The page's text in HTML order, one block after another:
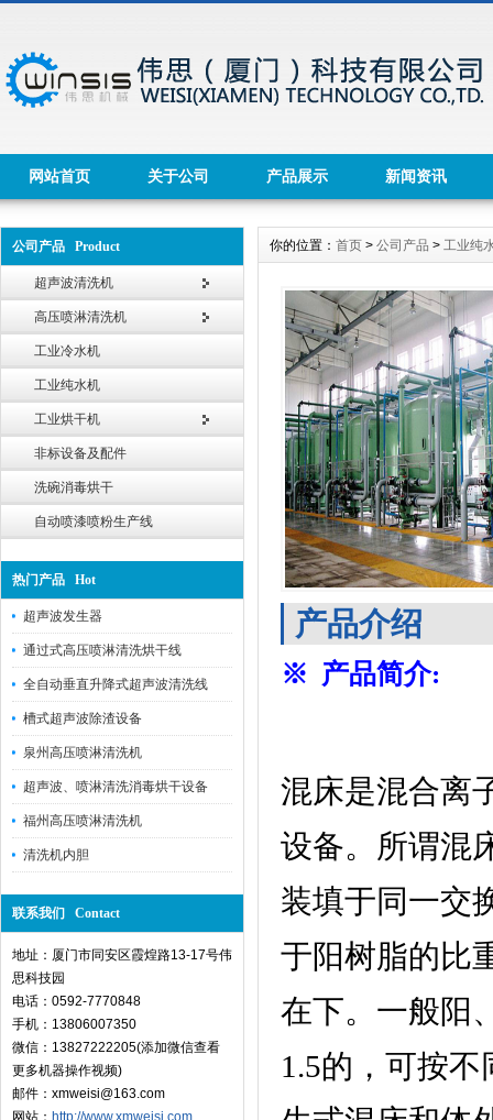
网站首页 关于公司 产品展示 新闻资讯
公司产品 Product
超声波清洗机
高压喷淋清洗机
工业冷水机
工业纯水机
工业烘干机
非标设备及配件
洗碗消毒烘干
自动喷漆喷粉生产线
热门产品 Hot
超声波发生器
通过式高压喷淋清洗烘干线
全自动垂直升降式超声波清洗线
槽式超声波除渣设备
泉州高压喷淋清洗机
超声波、喷淋清洗消毒烘干设备
福州高压喷淋清洗机
清洗机内胆
联系我们 Contact
地址：厦门市同安区霞煌路13-17号伟
思科技园
电话：0592-7770848
手机：13806007350
微信：13827222205(添加微信查看
更多机器操作视频)
邮件：xmweisi@163.com
网站： http://www.xmweisi.com
你的位置： 首页 > 公司产品 > 工业纯
产品介绍
※ 产品简介:
混床是混合离
设备。所谓混
装填于同一交
于阳树脂的比
在下。一般阳
1.5的，可按